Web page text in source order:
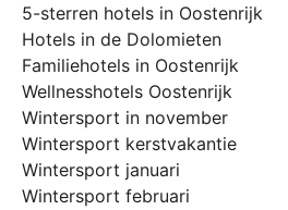
5-sterren hotels in Oostenrijk
Hotels in de Dolomieten
Familiehotels in Oostenrijk
Wellnesshotels Oostenrijk
Wintersport in november
Wintersport kerstvakantie
Wintersport januari
Wintersport februari